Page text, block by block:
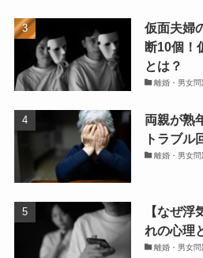
仮面夫婦
断10個！
とは？
離婚・男女問
両親が熟
トラブル
離婚・男女問
【なぜ
れの心理
離婚・男女問